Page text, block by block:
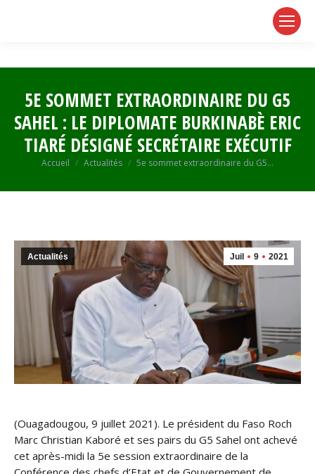
5E SOMMET EXTRAORDINAIRE DU G5
SAHEL : LE DIPLOMATE BURKINABÈ ERIC
TIARÉ DÉSIGNÉ SECRÉTAIRE EXÉCUTIF
Vous êtes ici :
Accueil Actualités 5e sommet extraordinaire du G5…
Juil 9 2021
Actualités
(Ouagadougou, 9 juillet 2021). Le président du Faso Roch
Marc Christian Kaboré et ses pairs du G5 Sahel ont achevé
cet après-midi la 5e session extraordinaire de la